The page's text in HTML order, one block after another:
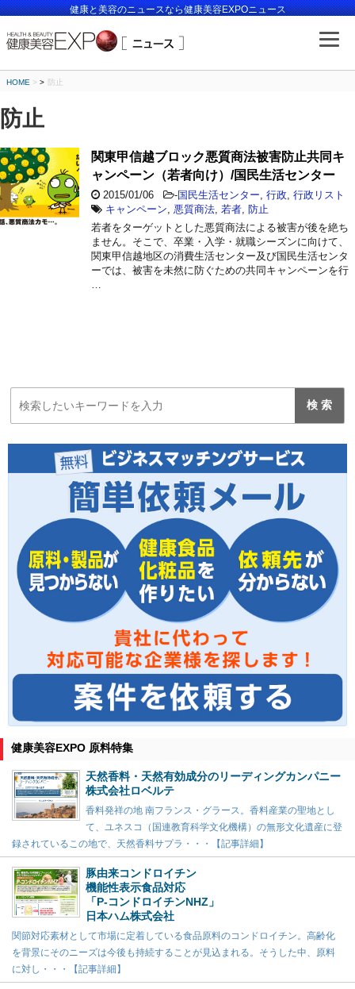
健康と美容のニュースなら健康美容EXPOニュース
HOME > 防止
防止
関東甲信越ブロック悪質商法被害防止共同キ
ャンペーン（若者向け）/国民生活センター
2015/01/06 -国民生活センター 行政 行政リスト
キャンペーン
悪質商法 若者 防止
若者をターゲットとした悪質商法による被害が後を絶ち
ません。そこで、卒業・入学・就職シーズンに向けて、
関東甲信越地区の消費生活センター及び国民生活センタ
ーでは、被害を未然に防ぐための共同キャンペーンを行
健康美容EXPO 原料特集
天然香料・天然有効成分のリーディングカンパニー
株式会社ロベルテ
香料発祥の地 南フランス・グラース。香料産業の聖地とし
て、ユネスコ（国連教育科学文化機構）の無形文化遺産に登
録されているこの地で、天然香料サプラ・・・【記事詳細】
豚由来コンドロイチン
機能性表示食品対応
「P-コンドロイチンNHZ」
日本ハム株式会社
関節対応素材として市場に定着している食品原料のコンドロイチン。高齢化
を背景にそのニーズは今後も持続することが見込まれる。そうした中、原料
に対し・・・【記事詳細】